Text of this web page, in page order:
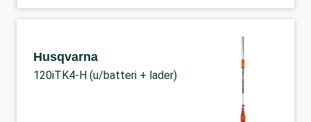
Husqvarna
120iTK4-H (u/batteri + lader)